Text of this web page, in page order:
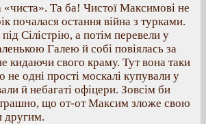
«чиста». Та ба! Чистої Максимові не
почалася остання війна з турками.
Сілістрію, а потім перевели у
Галею й собі повіялась за
кидаючи свого краму. Тут вона таки
не одні прості москалі купували у
й небагаті офіцери. Зовсім би
що от-от Максим зложе свою
другим.